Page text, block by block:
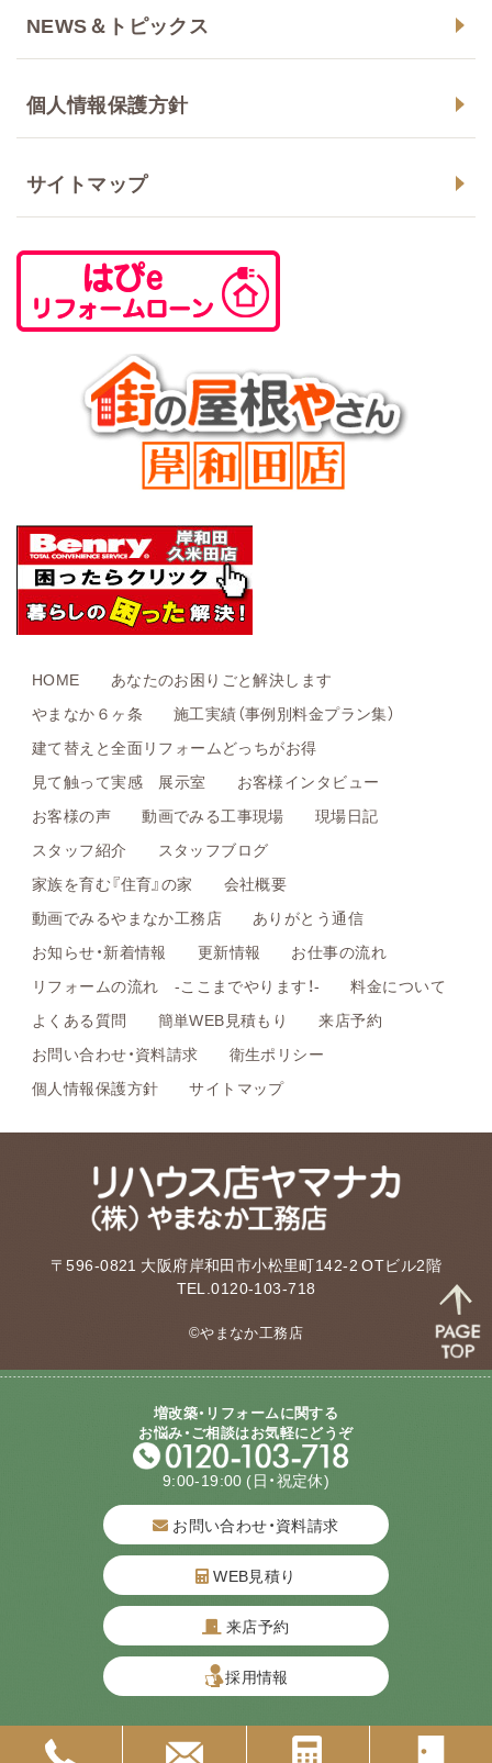
NEWS＆トピックス
個人情報保護方針
サイトマップ
HOME
あなたのお困りごと解決します
やまなか６ヶ条
施工実績（事例別料金プラン集）
建て替えと全面リフォームどっちがお得
見て触って実感 展示室
お客様インタビュー
お客様の声
動画でみる工事現場
現場日記
スタッフ紹介
スタッフブログ
家族を育む『住育』の家
会社概要
動画でみるやまなか工務店
ありがとう通信
お知らせ・新着情報
更新情報
お仕事の流れ
リフォームの流れ -ここまでやります！-
料金について
よくある質問
簡単WEB見積もり
来店予約
お問い合わせ・資料請求
衛生ポリシー
個人情報保護方針
サイトマップ
〒596-0821 大阪府岸和田市小松里町142-2 OTビル2階
TEL.0120-103-718
©やまなか工務店
増改築・リフォームに関する
お悩み・ご相談はお気軽にどうぞ
9:00-19:00 (日・祝定休)
お問い合わせ・資料請求
WEB見積り
来店予約
採用情報